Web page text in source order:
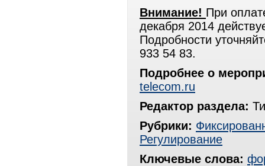
Внимание! При
декабря 2014
Подробности
933 54 83.
Подробнее о
telecom.ru
Редактор раздела:
Рубрики:
Регулирование
Ключевые слова: